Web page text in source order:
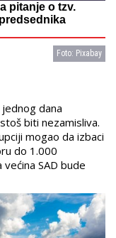
pitanje o tzv.
Foto: Pixabay
jednog dana
biti nezamisliva.
mogao da izbaci
do 1.000
SAD bude